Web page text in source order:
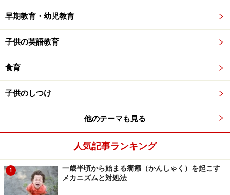
早期教育・幼児教育
子供の英語教育
食育
子供のしつけ
他のテーマも見る
人気記事ランキング
1
一歳半頃から始まる癇癪（かんしゃく）を起こす
メカニズムと対処法